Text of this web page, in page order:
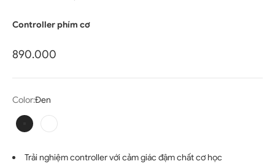
Controller phím cơ
Giá bán
890.000
Color:Đen
Đen Trắng
Trải nghiệm controller với cảm giác đậm chất cơ học